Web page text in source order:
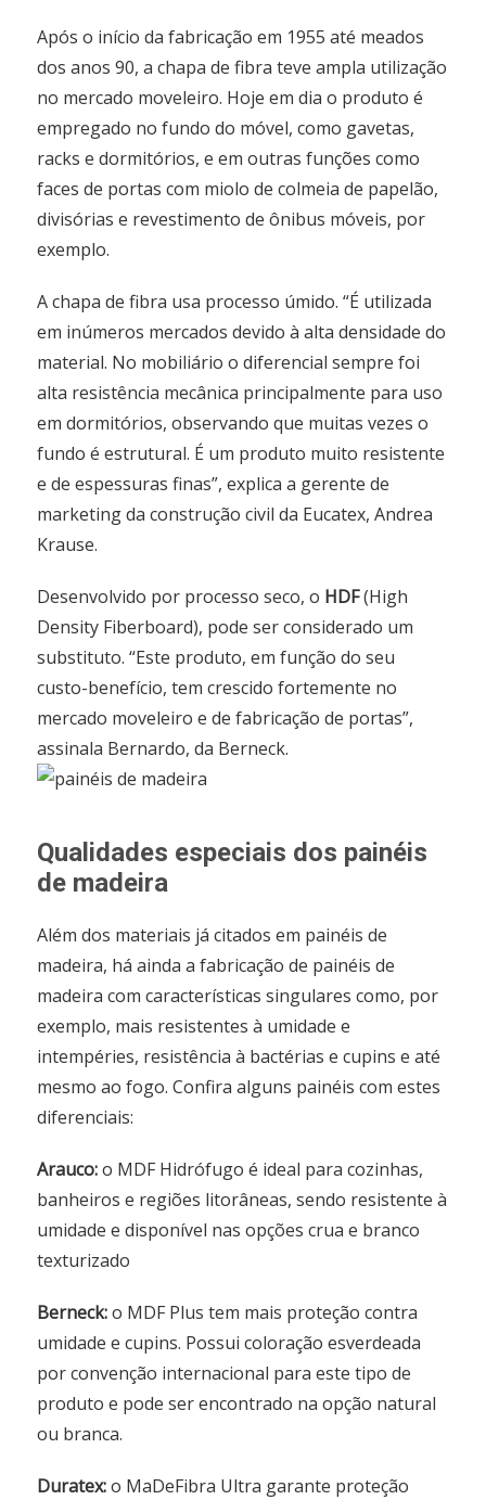
Após o início da fabricação em 1955 até meados
dos anos 90, a chapa de fibra teve ampla utilização
no mercado moveleiro. Hoje em dia o produto é
empregado no fundo do móvel, como gavetas,
racks e dormitórios, e em outras funções como
faces de portas com miolo de colmeia de papelão,
divisórias e revestimento de ônibus móveis, por
exemplo.
A chapa de fibra usa processo úmido. “É utilizada
em inúmeros mercados devido à alta densidade do
material. No mobiliário o diferencial sempre foi
alta resistência mecânica principalmente para uso
em dormitórios, observando que muitas vezes o
fundo é estrutural. É um produto muito resistente
e de espessuras finas”, explica a gerente de
marketing da construção civil da Eucatex, Andrea
Krause.
Desenvolvido por processo seco, o HDF(High
Density Fiberboard), pode ser considerado um
substituto. “Este produto, em função do seu
custo-benefício, tem crescido fortemente no
mercado moveleiro e de fabricação de portas”,
assinala Bernardo, da Berneck.
Qualidades especiais dos painéis
de madeira
Além dos materiais já citados em painéis de
madeira, há ainda a fabricação de painéis de
madeira com características singulares como, por
exemplo, mais resistentes à umidade e
intempéries, resistência à bactérias e cupins e até
mesmo ao fogo. Confira alguns painéis com estes
diferenciais:
Arauco:o MDF Hidrófugo é ideal para cozinhas,
banheiros e regiões litorâneas, sendo resistente à
umidade e disponível nas opções crua e branco
texturizado
Berneck:o MDF Plus tem mais proteção contra
umidade e cupins. Possui coloração esverdeada
por convenção internacional para este tipo de
produto e pode ser encontrado na opção natural
ou branca.
Duratex:o MaDeFibra Ultra garante proteção